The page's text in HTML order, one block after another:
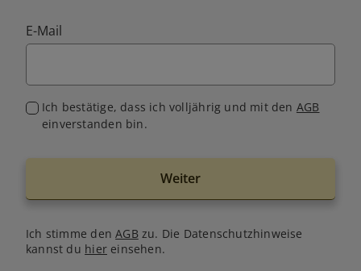
E-Mail
Ich bestätige, dass ich volljährig und mit den AGB
einverstanden bin.
Weiter
Ich stimme denAGB zu. Die Datenschutzhinweise
kannst du hiereinsehen.